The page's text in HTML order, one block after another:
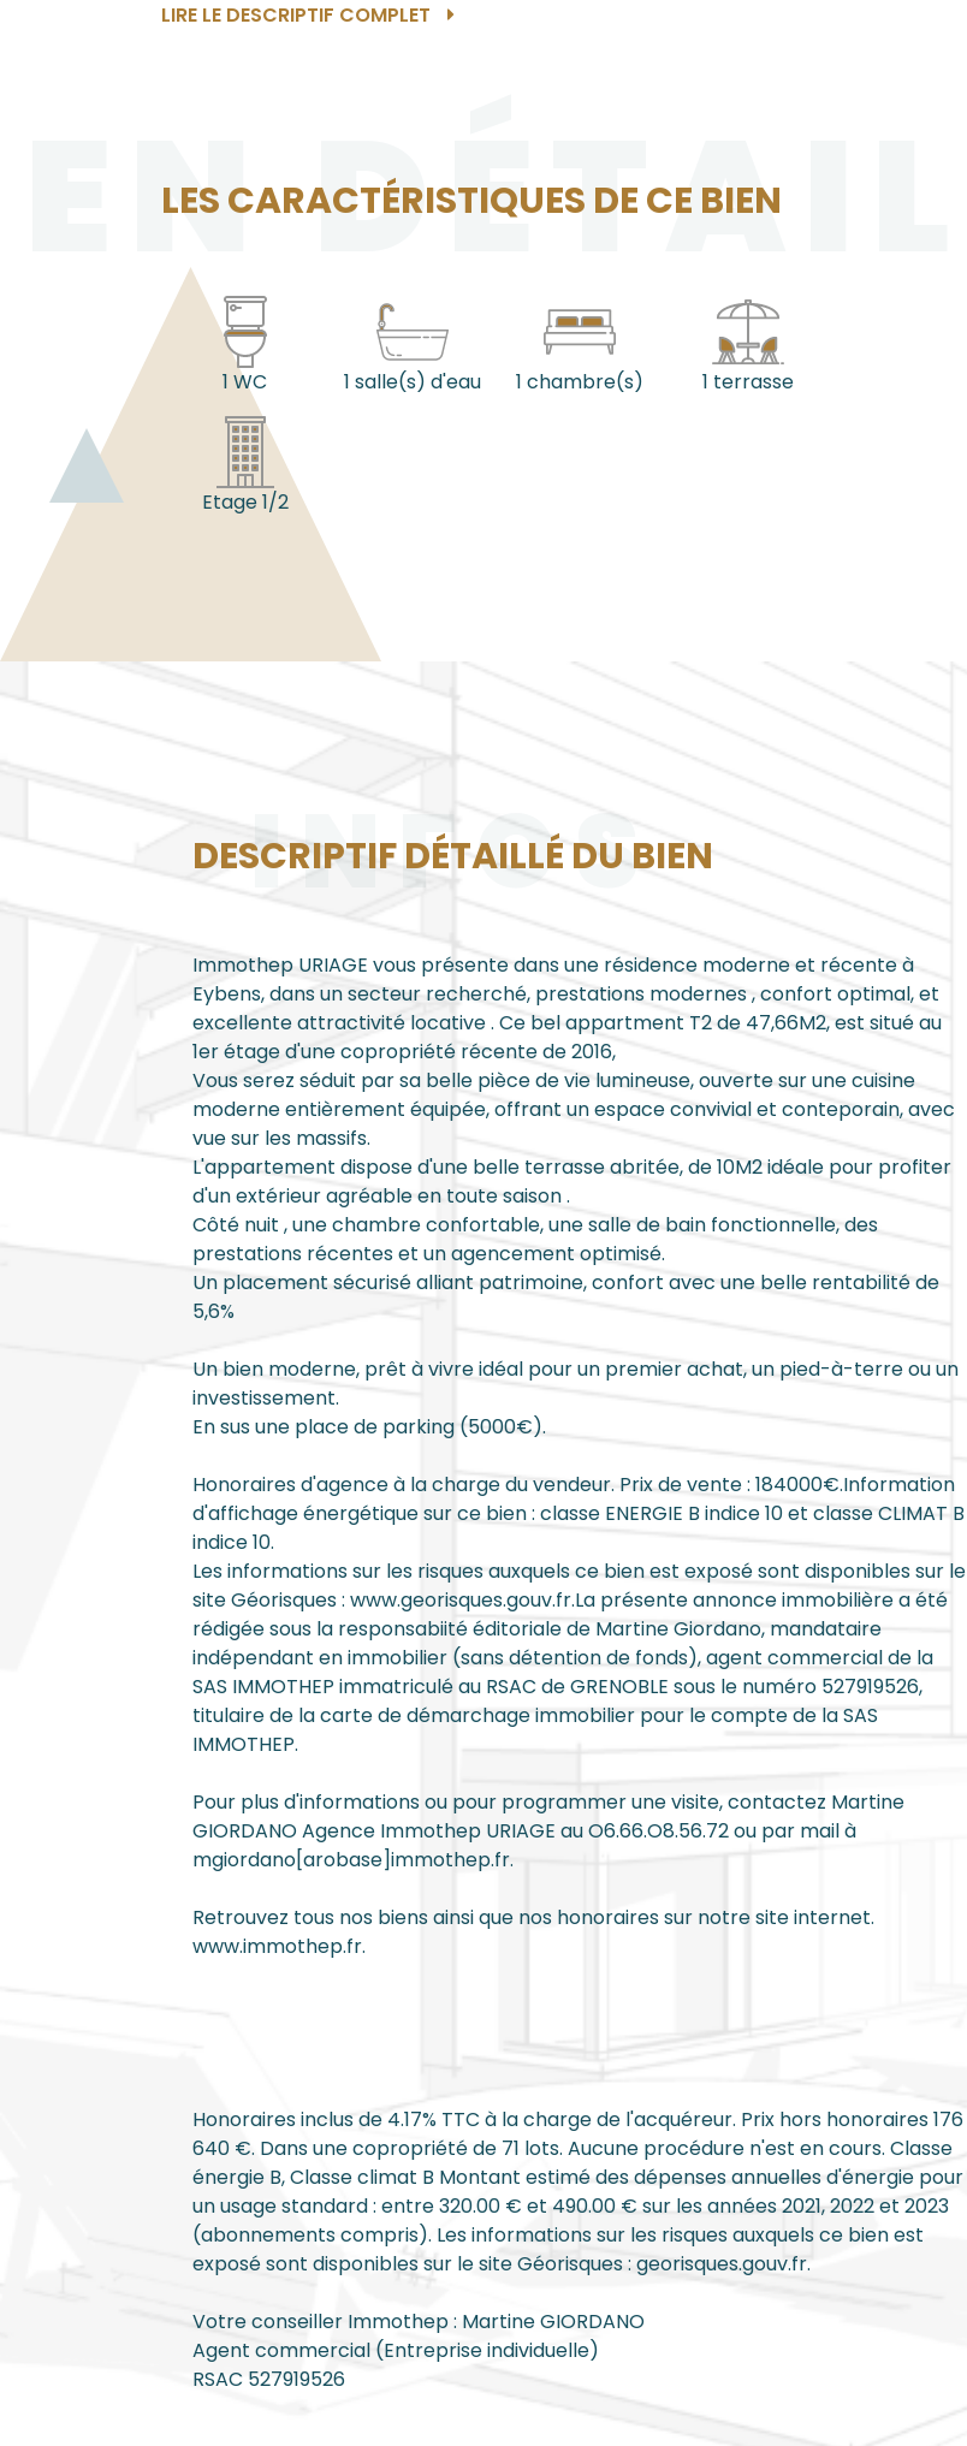
LIRE LE DESCRIPTIF COMPLET
EN DÉTAIL
LES CARACTÉRISTIQUES DE CE BIEN
1 WC 1 salle(s) d'eau 1 chambre(s) 1 terrasse
Etage 1/2
INFOS
DESCRIPTIF DÉTAILLÉ DU BIEN
Immothep URIAGE vous présente dans une résidence moderne et récente à
Eybens, dans un secteur recherché, prestations modernes , confort optimal, et
excellente attractivité locative . Ce bel appartment T2 de 47,66M2, est situé au
1er étage d'une copropriété récente de 2016,
Vous serez séduit par sa belle pièce de vie lumineuse, ouverte sur une cuisine
moderne entièrement équipée, offrant un espace convivial et conteporain, avec
vue sur les massifs.
L'appartement dispose d'une belle terrasse abritée, de 10M2 idéale pour profiter
d'un extérieur agréable en toute saison .
Côté nuit , une chambre confortable, une salle de bain fonctionnelle, des
prestations récentes et un agencement optimisé.
Un placement sécurisé alliant patrimoine, confort avec une belle rentabilité de
5,6%
Un bien moderne, prêt à vivre idéal pour un premier achat, un pied-à-terre ou un
investissement.
En sus une place de parking (5000€).
Honoraires d'agence à la charge du vendeur. Prix de vente : 184000€.Information
d'affichage énergétique sur ce bien : classe ENERGIE B indice 10 et classe CLIMAT B
indice 10.
Les informations sur les risques auxquels ce bien est exposé sont disponibles sur le
site Géorisques : www.georisques.gouv.fr.La présente annonce immobilière a été
rédigée sous la responsabiité éditoriale de Martine Giordano, mandataire
indépendant en immobilier (sans détention de fonds), agent commercial de la
SAS IMMOTHEP immatriculé au RSAC de GRENOBLE sous le numéro 527919526,
titulaire de la carte de démarchage immobilier pour le compte de la SAS
IMMOTHEP.
Pour plus d'informations ou pour programmer une visite, contactez Martine
GIORDANO Agence Immothep URIAGE au O6.66.O8.56.72 ou par mail à
mgiordano[arobase]immothep.fr.
Retrouvez tous nos biens ainsi que nos honoraires sur notre site internet.
www.immothep.fr.
Honoraires inclus de 4.17% TTC à la charge de l'acquéreur. Prix hors honoraires 176
640 €. Dans une copropriété de 71 lots. Aucune procédure n'est en cours. Classe
énergie B, Classe climat B Montant estimé des dépenses annuelles d'énergie pour
un usage standard : entre 320.00 € et 490.00 € sur les années 2021, 2022 et 2023
(abonnements compris). Les informations sur les risques auxquels ce bien est
exposé sont disponibles sur le site Géorisques : georisques.gouv.fr.
Votre conseiller Immothep : Martine GIORDANO
Agent commercial (Entreprise individuelle)
RSAC 527919526